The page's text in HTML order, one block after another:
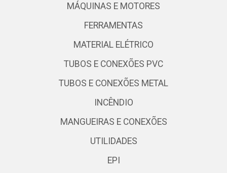
MÁQUINAS E MOTORES
FERRAMENTAS
MATERIAL ELÉTRICO
TUBOS E CONEXÕES PVC
TUBOS E CONEXÕES METAL
INCÊNDIO
MANGUEIRAS E CONEXÕES
UTILIDADES
EPI